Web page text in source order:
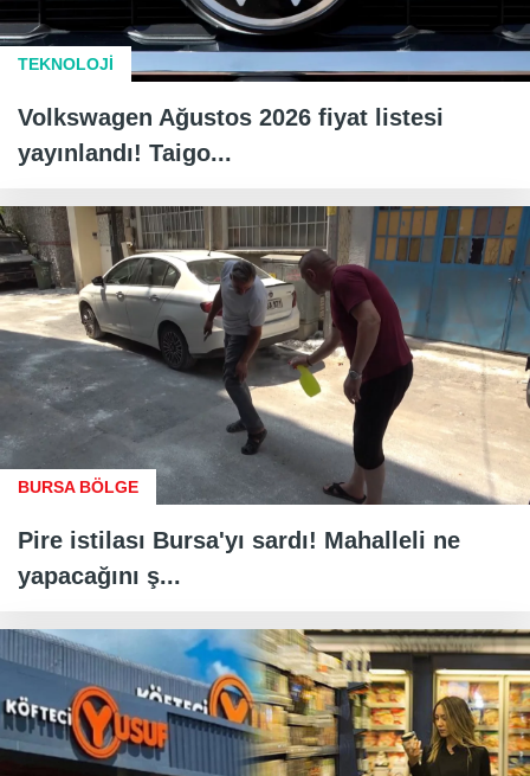
TEKNOLOJİ
Volkswagen Ağustos 2026 fiyat listesi
yayınlandı! Taigo...
BURSA BÖLGE
Pire istilası Bursa'yı sardı! Mahalleli ne
yapacağını ş...